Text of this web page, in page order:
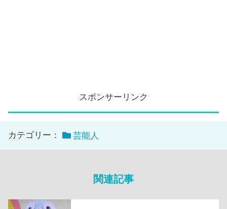
スポンサーリンク
カテゴリー： 芸能人
関連記事